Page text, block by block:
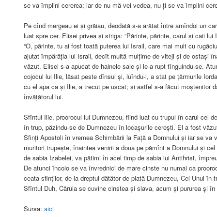
se va împlini cererea; iar de nu mă vei vedea, nu ți se va împlini
Pe cînd mergeau ei și grăiau, deodată s-a arătat între amîndoi un
luat spre cer. Elisei privea și striga: “Părinte, părinte, carul și caii lui
“O, părinte, tu ai fost toată puterea lui Israil, care mai mult cu
ajutat împărăția lui Israil, decît multă mulțime de viteji și de ostași
văzut. Elisei s-a apucat de hainele sale și le-a rupt tînguindu-se.
cojocul lui Ilie, lăsat peste dînsul și, luîndu-l, a stat pe țărmurile
cu el apa ca și Ilie, a trecut pe uscat; și astfel s-a făcut moștenitor
învățătorul lui.
Sfîntul Ilie, proorocul lui Dumnezeu, fiind luat cu trupul în carul cel
în trup, păzindu-se de Dumnezeu în locașurile cerești. El a fost
Sfinți Apostoli în vremea Schimbării la Față a Domnului și iar se va
muritori trupește, înaintea venirii a doua pe pămînt a Domnului și
de sabia Izabelei, va pătimi în acel timp de sabia lui Antihrist,
De atunci încolo se va învrednici de mare cinste nu numai ca
ceata sfinților, de la dreptul dătător de plată Dumnezeu, Cel Unul în
Sfîntul Duh, Căruia se cuvine cinstea și slava, acum și pururea și
Sursa:aici